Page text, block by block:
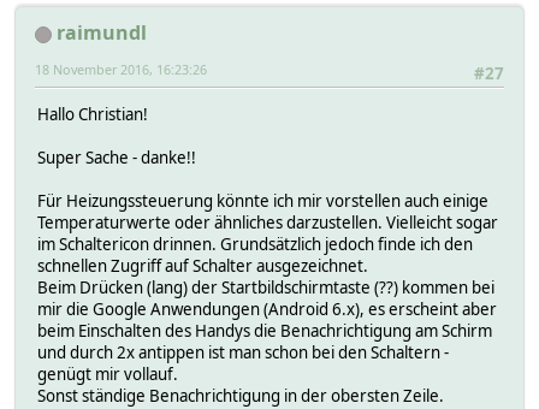
raimundl
#27
18 November 2016, 16:23:26
Hallo Christian!
Super Sache - danke!!
Für Heizungssteuerung könnte ich mir vorstellen auch einige
Temperaturwerte oder ähnliches darzustellen. Vielleicht sogar
im Schaltericon drinnen. Grundsätzlich jedoch finde ich den
schnellen Zugriff auf Schalter ausgezeichnet.
Beim Drücken (lang) der Startbildschirmtaste (??) kommen bei
mir die Google Anwendungen (Android 6.x), es erscheint aber
beim Einschalten des Handys die Benachrichtigung am Schirm
und durch 2x antippen ist man schon bei den Schaltern -
genügt mir vollauf.
Sonst ständige Benachrichtigung in der obersten Zeile.